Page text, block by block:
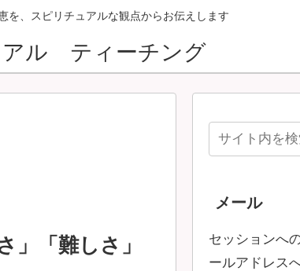
を、スピリチュアルな観点からお伝えします
アル ティーチング
」「難しさ」
メール
セッションへ
ールアドレス